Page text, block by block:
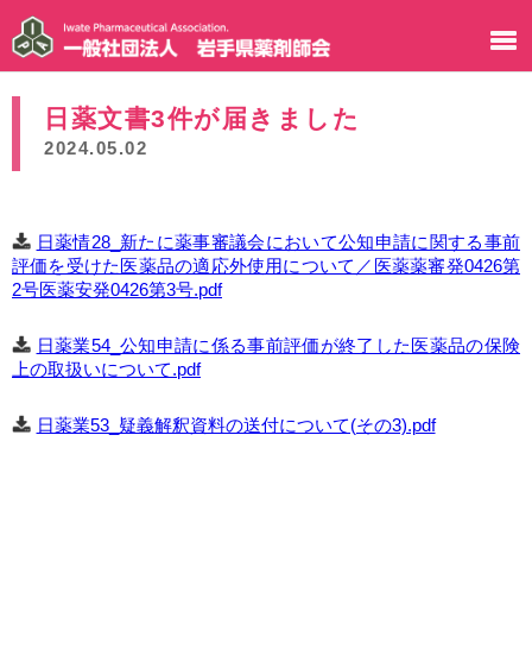
日薬文書3件が届きました
2024.05.02
日薬情28_新たに薬事審議会において公知申請に関する事前
評価を受けた医薬品の適応外使用について／医薬薬審発0426第
2号医薬安発0426第3号.pdf
日薬業54_公知申請に係る事前評価が終了した医薬品の保険
上の取扱いについて.pdf
日薬業53_疑義解釈資料の送付について(その3).pdf